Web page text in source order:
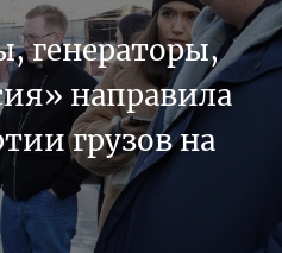
генераторы,
направила
грузов на